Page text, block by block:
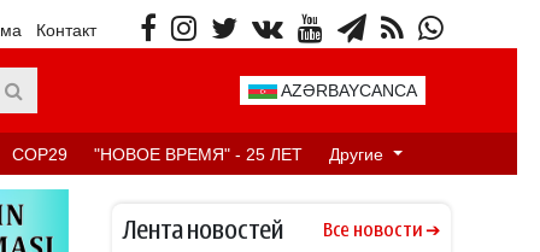
Контакт
AZƏRBAYCANCA
COP29 "НОВОЕ ВРЕМЯ" - 25 ЛЕТ Другие
Лента новостей Все новости